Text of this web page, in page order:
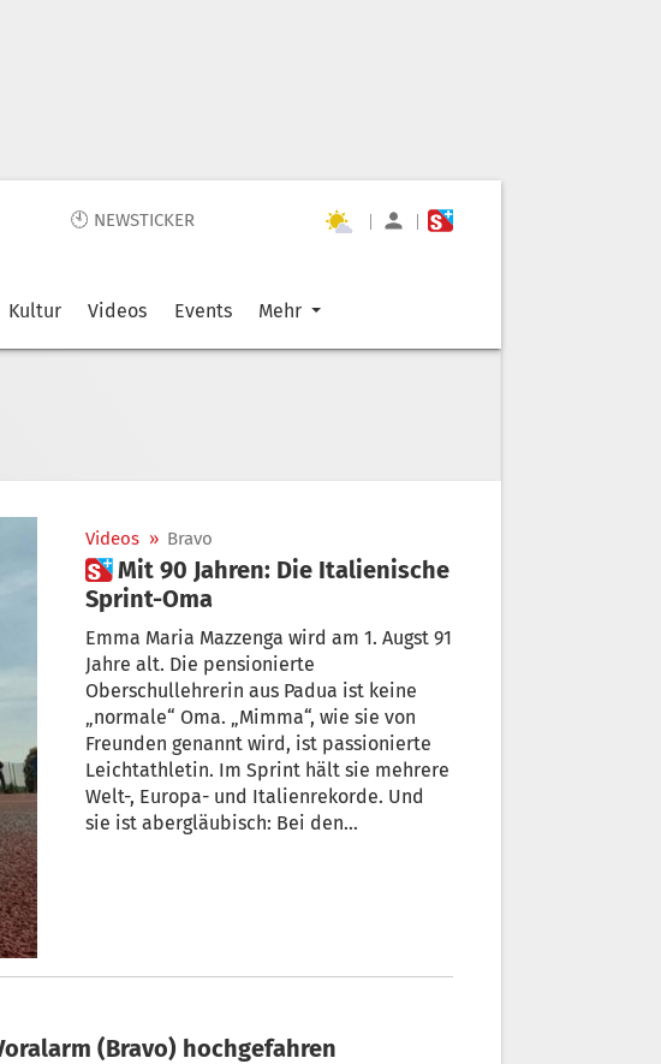
🕙 NEWSTICKER | |
Kultur Videos Events Mehr
Videos » Bravo
 Mit 90 Jahren: Die Italienische
Sprint-Oma
Emma Maria Mazzenga wird am 1. Augst 91
Jahre alt. Die pensionierte
Oberschullehrerin aus Padua ist keine
„normale“ Oma. „Mimma“, wie sie von
Freunden genannt wird, ist passionierte
Leichtathletin. Im Sprint hält sie mehrere
Welt-, Europa- und Italienrekorde. Und
sie ist abergläubisch: Bei den
(Bravo) hochgefahren